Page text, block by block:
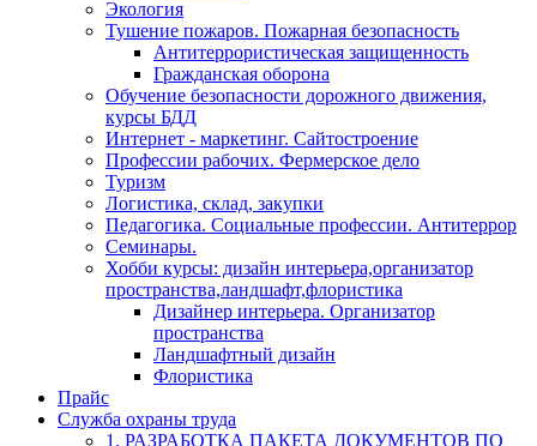
Экология
Тушение пожаров. Пожарная безопасность
Антитеррористическая защищенность
Гражданская оборона
Обучение безопасности дорожного движения,
курсы БДД
Интернет - маркетинг. Сайтостроение
Профессии рабочих. Фермерское дело
Туризм
Логистика, склад, закупки
Педагогика. Социальные профессии. Антитеррор
Семинары.
Хобби курсы: дизайн интерьера,организатор
пространства,ландшафт,флористика
Дизайнер интерьера. Организатор
пространства
Ландшафтный дизайн
Флористика
Прайс
Служба охраны труда
1. РАЗРАБОТКА ПАКЕТА ДОКУМЕНТОВ ПО